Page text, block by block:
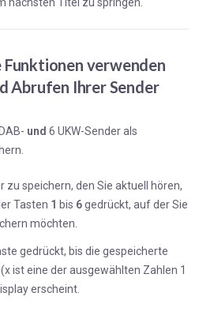
Funktionen verwenden
Abrufen Ihrer Sender
und 6 UKW-Sender als
zu speichern, den Sie aktuell hören,
Tasten 1 bis 6gedrückt, auf der Sie
möchten.
gedrückt, bis die gespeicherte
ist eine der ausgewählten Zahlen 1
erscheint.